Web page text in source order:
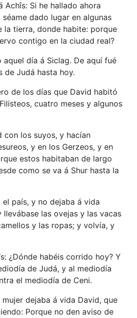
Achîs: Si he hallado ahora
dado lugar en algunas
la tierra, donde habite: porque
contigo en la ciudad real?
aquel día á Siclag. De aquí fué
de Judá hasta hoy.
de los días que David habitó
cuatro meses y algunos
con los suyos, y hacían
y en los Gerzeos, y en
estos habitaban de largo
como se va á Shur hasta la
el país, y no dejaba á vida
llevábase las ovejas y las vacas
y las ropas; y volvía, y
¿Dónde habéis corrido hoy? Y
de Judá, y al mediodía
el mediodía de Ceni.
mujer dejaba á vida David, que
Porque no den aviso de